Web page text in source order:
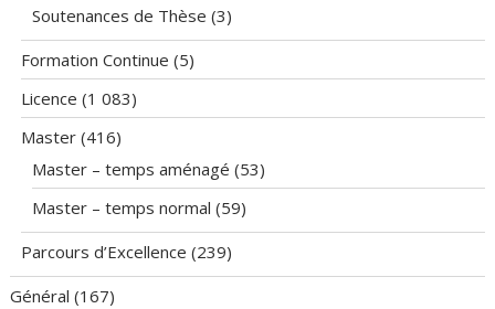
Soutenances de Thèse (3)
Formation Continue (5)
Licence (1 083)
Master (416)
Master – temps aménagé (53)
Master – temps normal (59)
Parcours d’Excellence (239)
Général (167)